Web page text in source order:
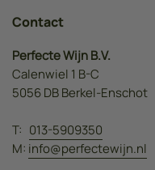
Contact
Perfecte Wijn B.V.
Calenwiel 1 B-C
5056 DB Berkel-Enschot
T: 013-5909350
M: info@perfectewijn.nl